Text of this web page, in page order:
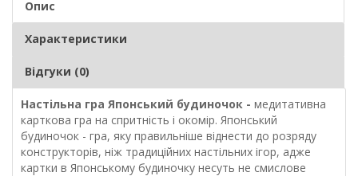
Опис
Характеристики
Відгуки (0)
Настільна гра Японський будиночок - медитативна
карткова гра на спритність і окомір. Японський
будиночок - гра, яку правильніше віднести до розряду
конструкторів, ніж традиційних настільних ігор, адже
картки в Японському будиночку несуть не смислове